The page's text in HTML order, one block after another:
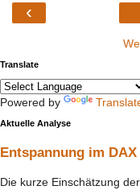
‹
Translate
Powered by
Aktuelle Analyse
Entspannung im DAX
Die kurze Einschätzung